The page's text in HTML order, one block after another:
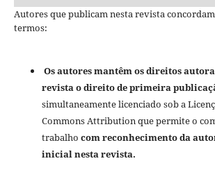
Autores que publicam nesta revista
termos:
Os autores mantêm os direitos
revista o direito de primeira
simultaneamente licenciado sob a
Commons Attribution que permite o
trabalho com reconhecimento da
inicial nesta revista.